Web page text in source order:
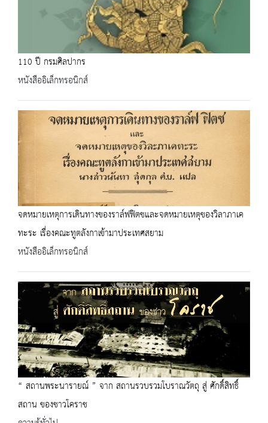
110 ปี กรมศิลปากร
หนังสืออิเล็กทรอนิกส์
จดหมายเหตุการเดินทางของราล์ฟฟิตชและจดหมายเหตุของวิลาภาเค
ทะระ เรื่องคณะทูตลังกาเข้ามาประเทศสยาม
หนังสืออิเล็กทรอนิกส์
“ สถานพระนารายณ์ ” จาก สถานรวบรวมโบราณวัตถุ สู่ ศักดิ์สิทธิ์
สถาน ของชาวโคราช